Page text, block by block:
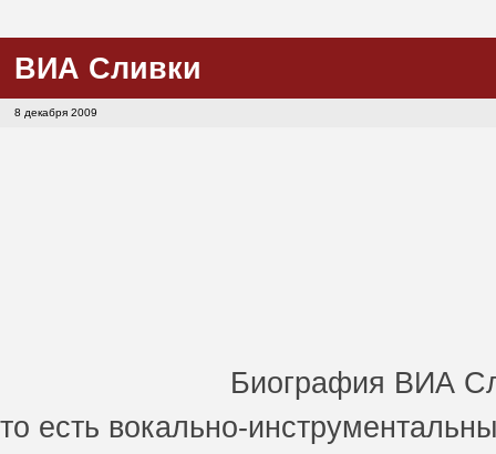
ВИА Сливки
8 декабря 2009
Биография ВИА
то есть вокально-